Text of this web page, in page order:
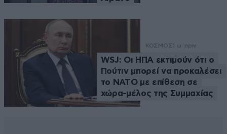
ΚΟΣΜΟΣ 1 ω. πριν
WSJ: Οι ΗΠΑ εκτιμούν ότι ο
Πούτιν μπορεί να προκαλέσει
το ΝΑΤΟ με επίθεση σε
χώρα-μέλος της Συμμαχίας